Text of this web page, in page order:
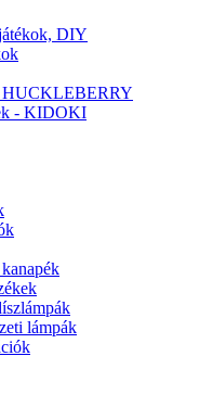
DIY
HUCKLEBERRY
- KIDOKI
lámpák